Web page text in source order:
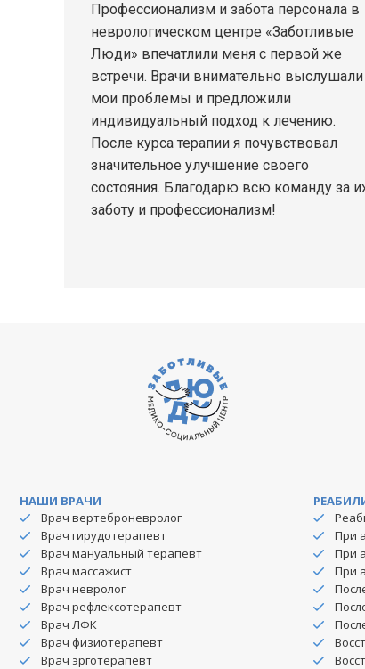
Профессионализм и забота персонала в
неврологическом центре «Заботливые
Люди» впечатлили меня с первой же
встречи. Врачи внимательно выслушали
мои проблемы и предложили
индивидуальный подход к лечению.
После курса терапии я почувствовал
значительное улучшение своего
состояния. Благодарю всю команду за
заботу и профессионализм!
НАШИ ВРАЧИ
Врач вертеброневролог
Врач гирудотерапевт
Врач мануальный терапевт
Врач массажист
Врач невролог
Врач рефлексотерапевт
Врач ЛФК
Врач физиотерапевт
Врач эрготерапевт
При
При
При